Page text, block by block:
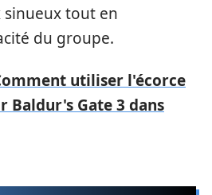
sinueux tout en
du groupe.
utiliser l'écorce
Baldur's Gate 3 dans